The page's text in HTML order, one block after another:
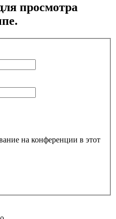
просмотра
на конференции в этот